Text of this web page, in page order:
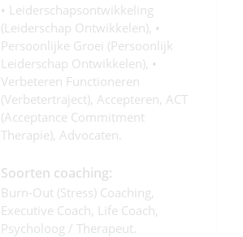
• Leiderschapsontwikkeling
(leiderschap Ontwikkelen), •
Persoonlijke Groei (persoonlijk
Leiderschap Ontwikkelen), •
Verbeteren Functioneren
(verbetertraject), Accepteren, ACT
(Acceptance Commitment
Therapie), Advocaten.
Soorten coaching:
Burn-Out (stress) Coaching,
Executive Coach, Life Coach,
Psycholoog / Therapeut.